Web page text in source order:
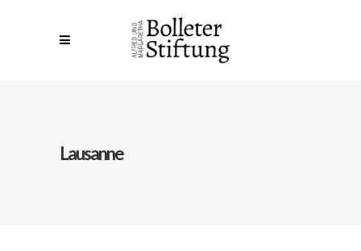
Lausanne